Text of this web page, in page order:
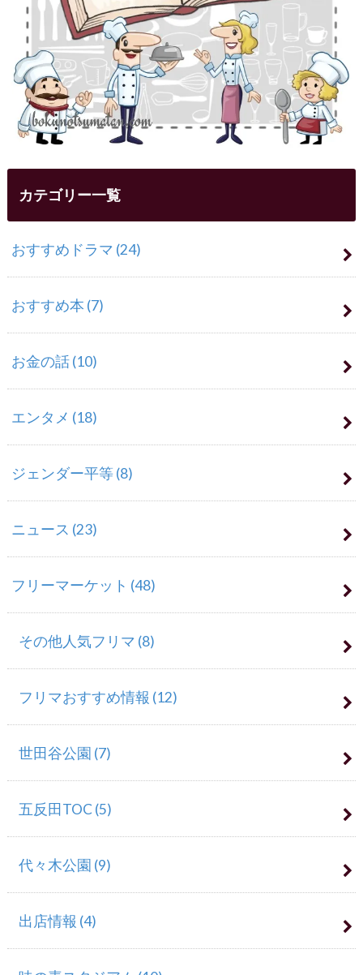
カテゴリー一覧
おすすめドラマ (24)
おすすめ本 (7)
お金の話(10)
エンタメ (18)
ジェンダー平等(8)
ニュース (23)
フリーマーケット (48)
その他人気フリマ (8)
フリマおすすめ情報 (12)
世田谷公園 (7)
五反田TOC(5)
代々木公園 (9)
出店情報 (4)